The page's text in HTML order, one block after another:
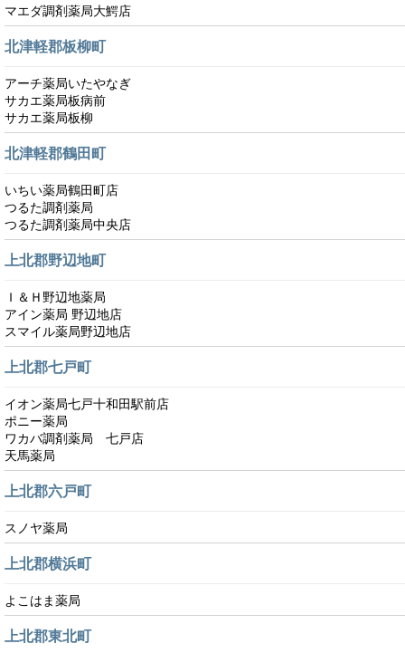
マエダ調剤薬局大鰐店
北津軽郡板柳町
アーチ薬局いたやなぎ
サカエ薬局板病前
サカエ薬局板柳
北津軽郡鶴田町
いちい薬局鶴田町店
つるた調剤薬局
つるた調剤薬局中央店
上北郡野辺地町
Ｉ＆Ｈ野辺地薬局
アイン薬局 野辺地店
スマイル薬局野辺地店
上北郡七戸町
イオン薬局七戸十和田駅前店
ポニー薬局
ワカバ調剤薬局 七戸店
天馬薬局
上北郡六戸町
スノヤ薬局
上北郡横浜町
よこはま薬局
上北郡東北町